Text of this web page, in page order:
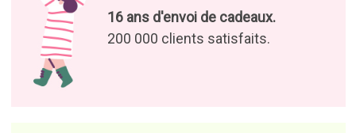
16 ans d'envoi de cadeaux.
200 000 clients satisfaits.